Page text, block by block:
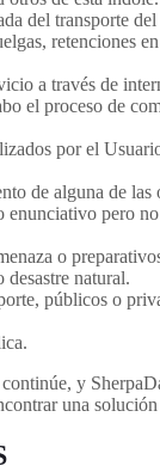
del transporte
retenciones
a través de
el proceso de
por el
alguna de
enunciativo pero
o
natural.
públicos o
y
una